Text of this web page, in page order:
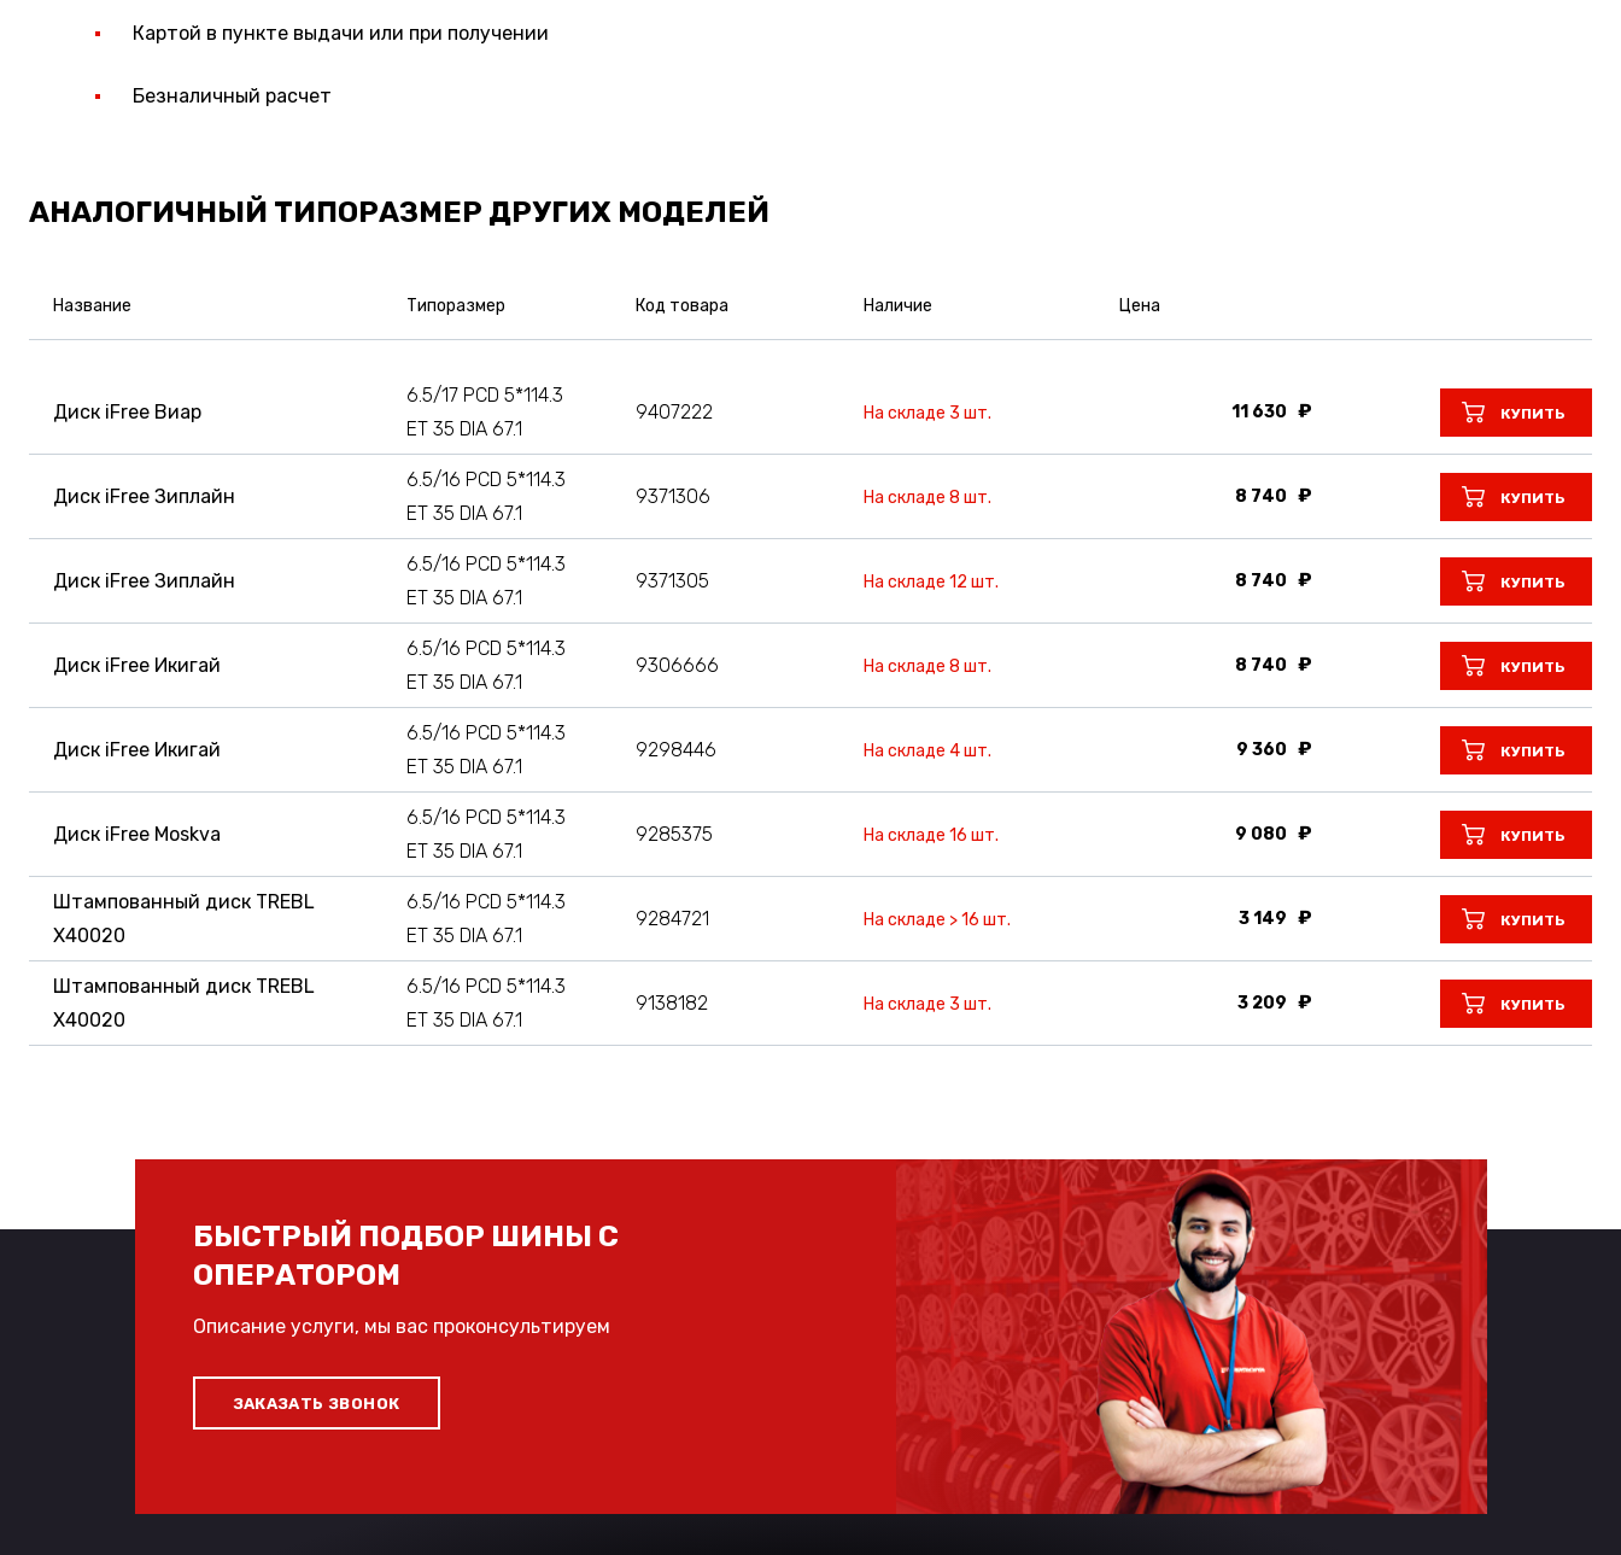
Картой в пункте выдачи или при получении
Безналичный расчет
АНАЛОГИЧНЫЙ ТИПОРАЗМЕР ДРУГИХ МОДЕЛЕЙ
Название Типоразмер Код товара Наличие Цена
Диск iFree Виар
6.5/17 PCD 5*114.3
ET 35 DIA 67.1
9407222 На складе 3 шт. 11 630 КУПИТЬ
Диск iFree Зиплайн
6.5/16 PCD 5*114.3
ET 35 DIA 67.1
9371306 На складе 8 шт. 8 740 КУПИТЬ
Диск iFree Зиплайн
6.5/16 PCD 5*114.3
ET 35 DIA 67.1
9371305 На складе 12 шт. 8 740 КУПИТЬ
Диск iFree Икигай
6.5/16 PCD 5*114.3
ET 35 DIA 67.1
9306666 На складе 8 шт. 8 740 КУПИТЬ
Диск iFree Икигай
6.5/16 PCD 5*114.3
ET 35 DIA 67.1
9298446 На складе 4 шт. 9 360 КУПИТЬ
Диск iFree Moskva
6.5/16 PCD 5*114.3
ET 35 DIA 67.1
9285375 На складе 16 шт. 9 080 КУПИТЬ
Штампованный диск TREBL
X40020
6.5/16 PCD 5*114.3
ET 35 DIA 67.1
9284721 На складе > 16 шт. 3 149 КУПИТЬ
Штампованный диск TREBL
X40020
6.5/16 PCD 5*114.3
ET 35 DIA 67.1
9138182 На складе 3 шт. 3 209 КУПИТЬ
БЫСТРЫЙ ПОДБОР ШИНЫ С
ОПЕРАТОРОМ
Описание услуги, мы вас проконсультируем
ЗАКАЗАТЬ ЗВОНОК